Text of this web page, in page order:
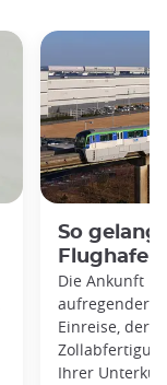
So
Die Ankunft in
aufregender
Einreise, der
Ihrer Unterku